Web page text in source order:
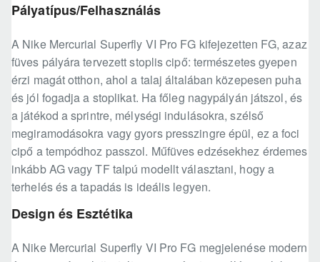
Pályatípus/Felhasználás
A Nike Mercurial Superfly VI Pro FG kifejezetten FG, azaz
füves pályára tervezett stoplis cipő: természetes gyepen
érzi magát otthon, ahol a talaj általában közepesen puha
és jól fogadja a stoplikat. Ha főleg nagypályán játszol, és
a játékod a sprintre, mélységi indulásokra, szélső
megiramodásokra vagy gyors presszingre épül, ez a foci
cipő a tempódhoz passzol. Műfüves edzésekhez érdemes
inkább AG vagy TF talpú modellt választani, hogy a
terhelés és a tapadás is ideális legyen.
Design és Esztétika
A Nike Mercurial Superfly VI Pro FG megjelenése modern